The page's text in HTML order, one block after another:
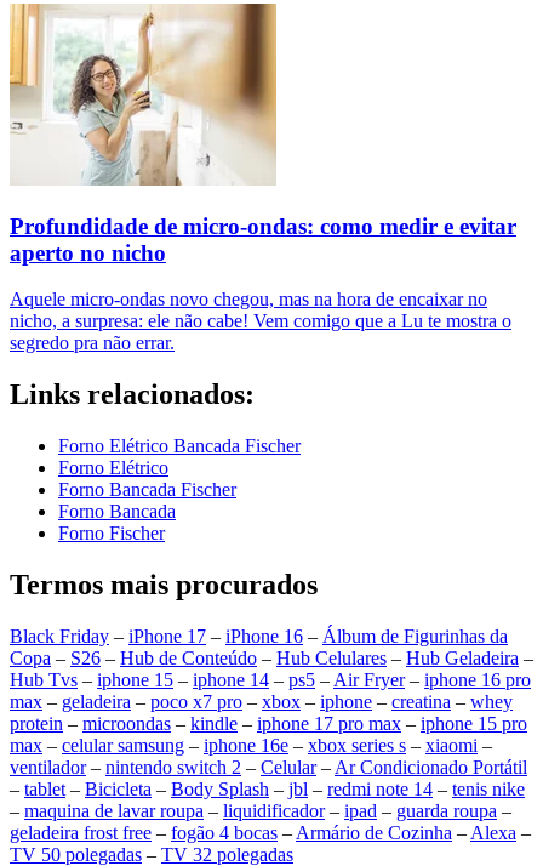
Profundidade de micro-ondas: como medir e evitar
aperto no nicho
Aquele micro-ondas novo chegou, mas na hora de encaixar no
nicho, a surpresa: ele não cabe! Vem comigo que a Lu te mostra o
segredo pra não errar.
Links relacionados:
Forno Elétrico Bancada Fischer
Forno Elétrico
Forno Bancada Fischer
Forno Bancada
Forno Fischer
Termos mais procurados
Black Friday – iPhone 17 – iPhone 16 – Álbum de Figurinhas da
Copa – S26 – Hub de Conteúdo – Hub Celulares – Hub Geladeira –
Hub Tvs – iphone 15 – iphone 14 – ps5 – Air Fryer– iphone 16 pro
max – geladeira – poco x7 pro – xbox – iphone – creatina – whey
protein – microondas – kindle – iphone 17 pro max – iphone 15 pro
max – celular samsung – iphone 16e – xbox series s – xiaomi –
ventilador– nintendo switch 2 – Celular– Ar Condicionado Portátil
– tablet – Bicicleta – Body Splash – jbl – redmi note 14 – tenis nike
– maquina de lavar roupa – liquidificador– ipad – guarda roupa –
geladeira frost free – fogão 4 bocas – Armário de Cozinha – Alexa –
TV 50 polegadas – TV 32 polegadas